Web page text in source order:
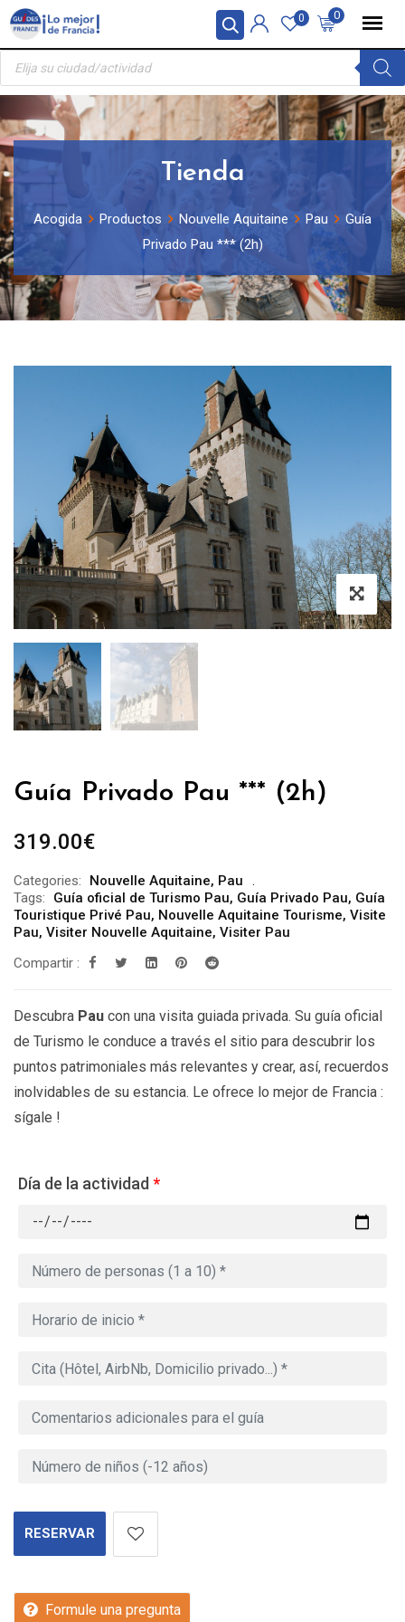
Panel de gestión de cookies
Skip
content
0
0
Búsqueda
productos
Tienda
Acogida Productos Nouvelle Aquitaine Pau
Guía
Privado Pau *** (2h)
Guía Privado Pau *** (2h)
319.00€
Categories: Nouvelle Aquitaine, Pau
Tags:
Guía oficial de Turismo Pau, Guía Privado Pau, Guía
Touristique Privé Pau, Nouvelle Aquitaine Tourisme, Visite
Pau, Visiter Nouvelle Aquitaine, Visiter Pau
Compartir :
Descubra Pau con una visita guiada privada. Su guía oficial
de Turismo le conduce a través el sitio para descubrir los
puntos patrimoniales más relevantes y crear, así, recuerdos
inolvidables de su estancia. Le ofrece lo mejor de Francia :
sígale !
Día de la actividad *
RESERVAR
Formule una pregunta